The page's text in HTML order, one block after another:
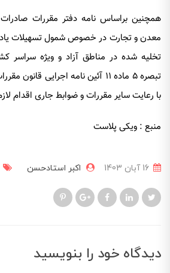
همچنین براساس نامه دفتر مقررات صادرات
معدن و تجارت در خصوص شمول تسهیلات یاد
تخلیه شده در مناطق آزاد و ویژه سراسر
تبصره ۵ ماده ۱۱ آئین نامه اجرایی
با رعایت سایر مقررات و ضوابط جاری اقدام
منبع : ویکی پلاست
16 آبان 1403 اکبر استادحسن
دیدگاه خود را بنویسید